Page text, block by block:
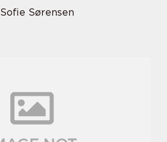
Sofie Sørensen